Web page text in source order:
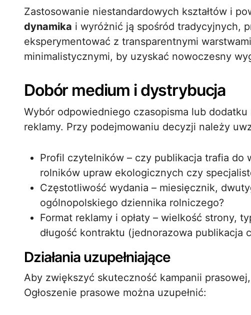
Zastosowanie niestandardowych kształtów i
dynamika i wyróżnić ją spośród tradycyjnych,
eksperymentować z transparentnymi
minimalistycznymi, by uzyskać nowoczesny
Dobór medium i dystrybucja
Wybór odpowiedniego czasopisma lub
reklamy. Przy podejmowaniu decyzji należy
Profil czytelników – czy publikacja trafia do
rolników upraw ekologicznych czy
Częstotliwość wydania – miesięcznik,
ogólnopolskiego dziennika rolniczego?
Format reklamy i opłaty – wielkość strony,
długość kontraktu (jednorazowa publikacja
Działania uzupełniające
Aby zwiększyć skuteczność kampanii
Ogłoszenie prasowe można uzupełnić: